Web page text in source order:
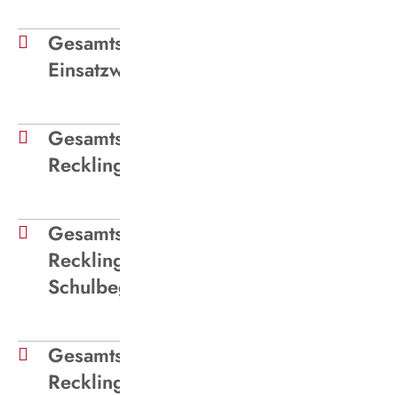
Gesamtschule Buer-Mitte -
Einsatzwagen Schulbeginn
Gesamtschule Suderwich
Recklinghausen - Buslinien
Gesamtschule Suderwich
Recklinghausen - Einsatzwagen
Schulbeginn
Gesamtschule Suderwich
Recklinghausen - Einsatzwagen